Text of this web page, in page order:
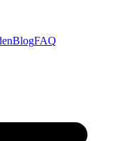
BlogFAQ